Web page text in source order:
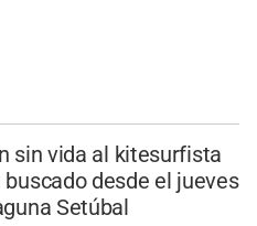
sin vida al kitesurfista
buscado desde el jueves
Setúbal